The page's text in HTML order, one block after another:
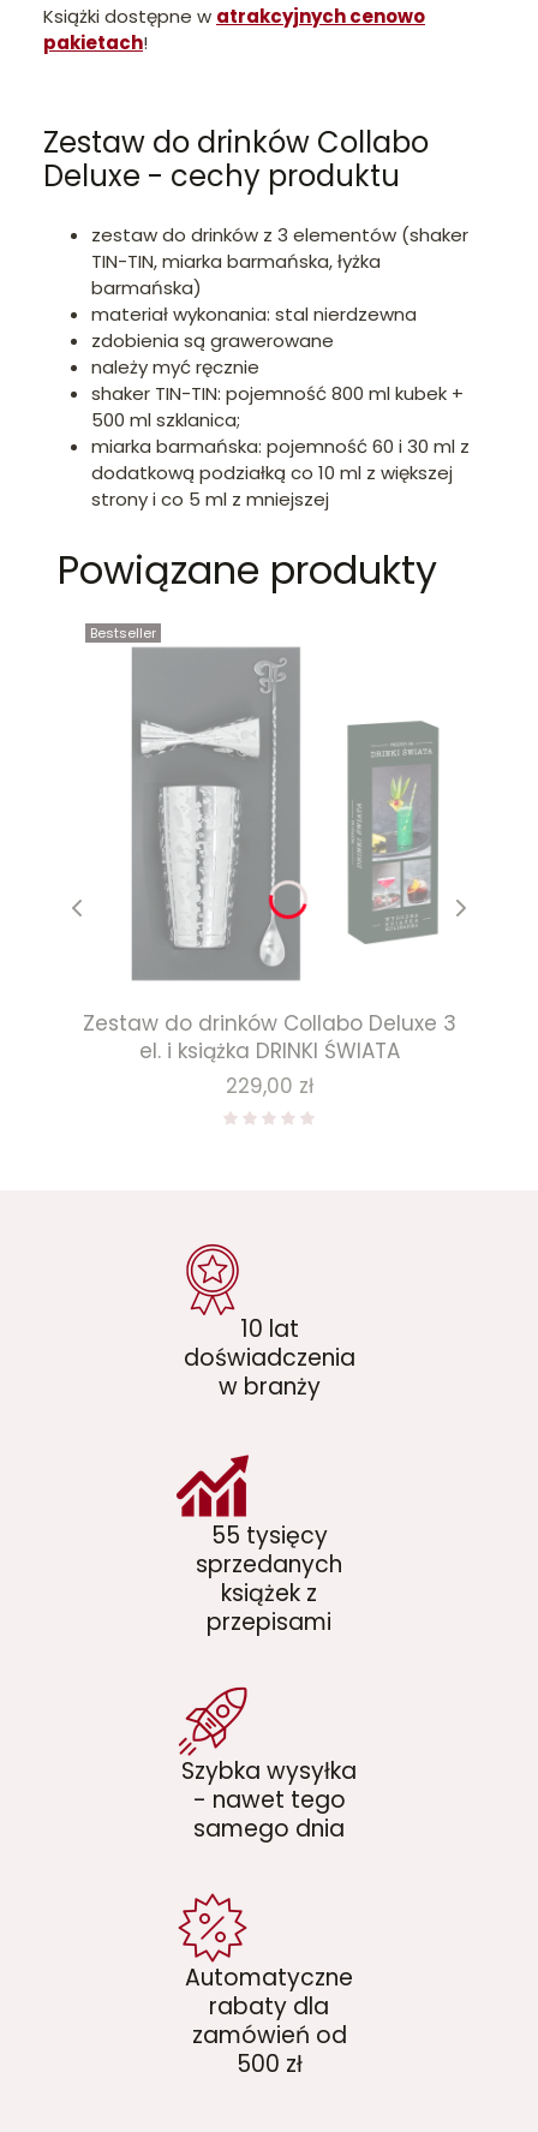
Książki dostępne w atrakcyjnych cenowo
pakietach!
Zestaw do drinków Collabo
Deluxe - cechy produktu
zestaw do drinków z 3 elementów (shaker
TIN-TIN, miarka barmańska, łyżka
barmańska)
materiał wykonania: stal nierdzewna
zdobienia są grawerowane
należy myć ręcznie
shaker TIN-TIN: pojemność 800 ml kubek +
500 ml szklanica;
miarka barmańska: pojemność 60 i 30 ml z
dodatkową podziałką co 10 ml z większej
strony i co 5 ml z mniejszej
Powiązane produkty
Bestseller
Zestaw do drinków Collabo Deluxe 3
el. i książka DRINKI ŚWIATA
Cena
229,00 zł
10 lat
doświadczenia
w branży
55 tysięcy
sprzedanych
książek z
przepisami
Szybka wysyłka
- nawet tego
samego dnia
Automatyczne
rabaty dla
zamówień od
500 zł